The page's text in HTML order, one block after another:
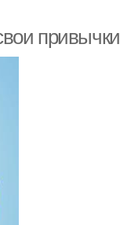
привычки